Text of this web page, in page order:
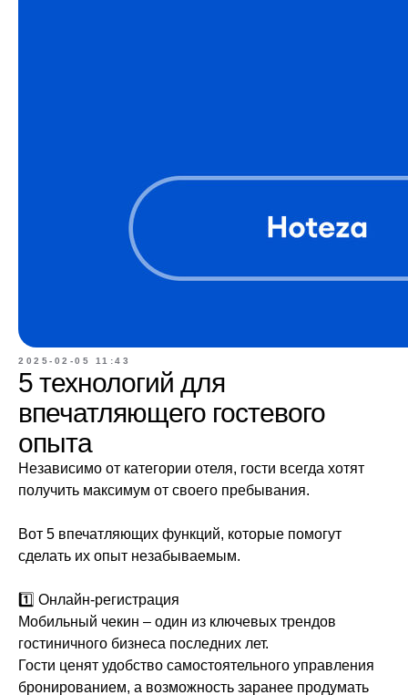
2025-02-05 11:43
5 технологий для
впечатляющего гостевого
опыта
Независимо от категории отеля, гости всегда хотят
получить максимум от своего пребывания.
Вот 5 впечатляющих функций, которые помогут
сделать их опыт незабываемым.
1️⃣ Онлайн-регистрация
Мобильный чекин – один из ключевых трендов
гостиничного бизнеса последних лет.
Гости ценят удобство самостоятельного управления
бронированием, а возможность заранее продумать